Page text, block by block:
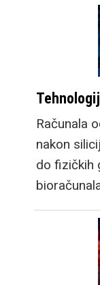
Računala
nakon
do fizičkih